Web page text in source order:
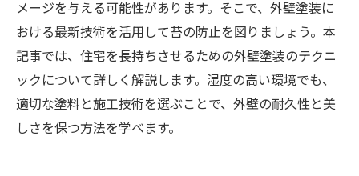
メージを与える可能性があります。そこで、外壁塗装に
おける最新技術を活用して苔の防止を図りましょう。本
記事では、住宅を長持ちさせるための外壁塗装のテクニ
ックについて詳しく解説します。湿度の高い環境でも、
適切な塗料と施工技術を選ぶことで、外壁の耐久性と美
しさを保つ方法を学べます。